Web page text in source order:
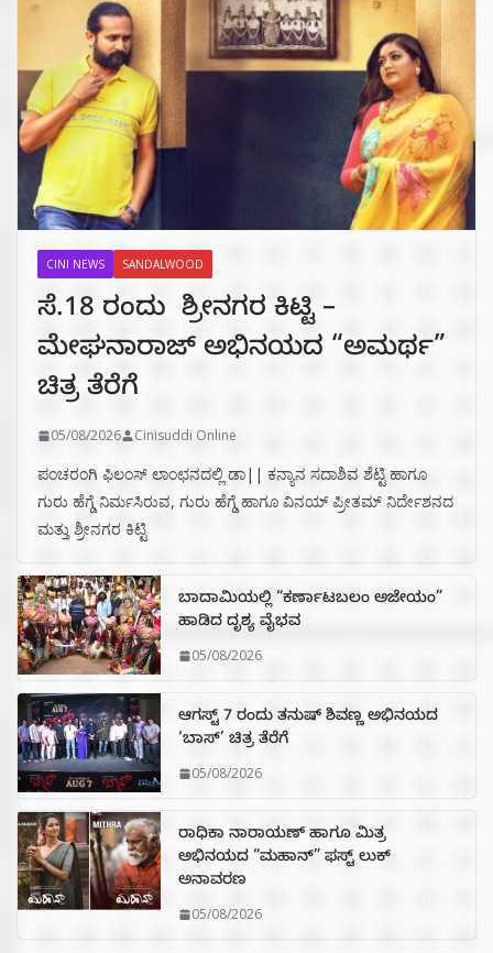
CINI NEWS SANDALWOOD
ಸೆ.18 ರಂದು ಶ್ರೀನಗರ ಕಿಟ್ಟಿ –
ಮೇಘನಾರಾಜ್ ಅಭಿನಯದ “ಅಮರ್ಥ”
ಚಿತ್ರ ತೆರೆಗೆ
05/08/2026 Cinisuddi Online
ಪಂಚರಂಗಿ ಫಿಲಂಸ್ ಲಾಂಛನದಲ್ಲಿ ಡಾ|| ಕನ್ಯಾನ ಸದಾಶಿವ ಶೆಟ್ಟಿ ಹಾಗೂ
ಗುರು ಹೆಗ್ಡೆ ನಿರ್ಮಸಿರುವ, ಗುರು ಹೆಗ್ಡೆ ಹಾಗೂ ವಿನಯ್ ಪ್ರೀತಮ್ ನಿರ್ದೇಶನದ
ಮತ್ತು ಶ್ರೀನಗರ ಕಿಟ್ಟಿ
ಬಾದಾಮಿಯಲ್ಲಿ “ಕರ್ಣಾಟಬಲಂ ಅಜೇಯಂ”
ಹಾಡಿದ ದೃಶ್ಯ ವೈಭವ
05/08/2026
ಆಗಸ್ಟ್ 7 ರಂದು ತನುಷ್ ಶಿವಣ್ಣ ಅಭಿನಯದ
‘ಬಾಸ್’ ಚಿತ್ರ ತೆರೆಗೆ
05/08/2026
ರಾಧಿಕಾ ನಾರಾಯಣ್ ಹಾಗೂ ಮಿತ್ರ
ಅಭಿನಯದ “ಮಹಾನ್” ಫಸ್ಟ್ ಲುಕ್
ಅನಾವರಣ
05/08/2026